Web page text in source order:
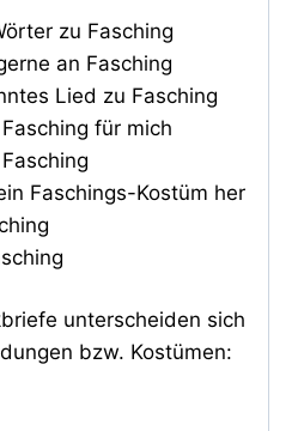
zu Fasching
an Fasching
Lied zu Fasching
für mich
Faschings-Kostüm her
unterscheiden sich
bzw. Kostümen: